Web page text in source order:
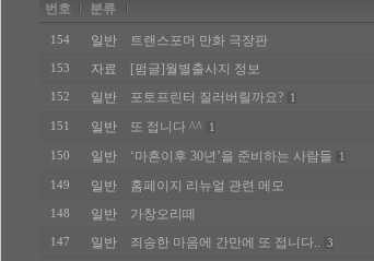
번호
분류
154 일반 트랜스포머 만화 극장판
153 자료 [펌글]월별출사지 정보
152 일반 포토프린터 질러버릴까요? 1
151 일반 또 접니다 ^^ 1
150 일반 ‘마흔이후 30년’을 준비하는 사람들 1
149 일반 홈페이지 리뉴얼 관련 메모
148 일반 가창오리떼
147 일반 죄송한 마음에 간만에 또 접니다.. 3